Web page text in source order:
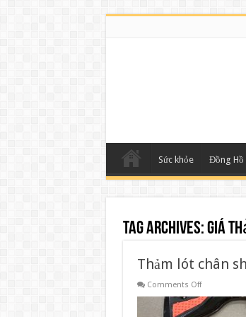
Sức khỏe Đồng Hồ
Tag Archives:giá
Thảm lót chân
Comments Offon
lót
chân